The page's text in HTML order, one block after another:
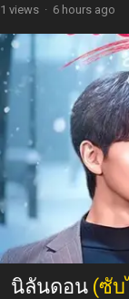
1 views · 6 hours ago
นิลันดอน (ซับ